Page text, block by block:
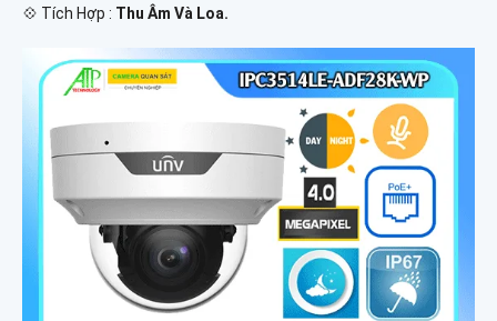
️💠 Tích Hợp : Thu Âm Và Loa.